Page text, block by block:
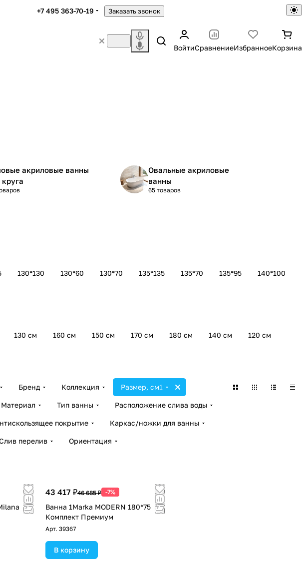
+7 495 363-70-19 Заказать звонок
ВойтиСравнениеИзбранноеКорзина
акриловые ванны
Овальные акриловые
ванны
65 товаров
130*130 130*60 130*70 135*135 135*70 135*95 140*100
130 см 160 см 150 см 170 см 180 см 140 см 120 см
Бренд Коллекция Размер, см1
Материал Тип ванны Расположение слива воды
покрытие Каркас/ножки для ванны
перелив Ориентация
43 417 ₽46 685 ₽ -7%
Ванна 1Marka MODERN 180*75
Комплект Премиум
Арт. 39367
В корзину